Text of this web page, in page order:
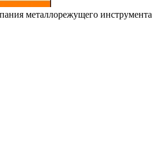
металлорежущего инструмента